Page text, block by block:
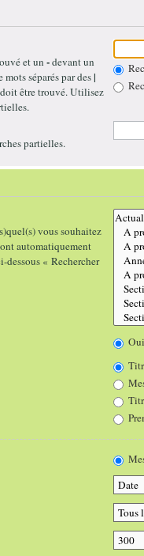
et un -devant un
séparés par des|
être trouvé. Utilisez
partielles.
vous souhaitez
automatiquement
dessous « Rechercher
Oui